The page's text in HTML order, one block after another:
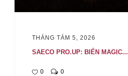
THÁNG TÁM 5, 2026
SAECO PRO.UP: BIẾN MAGIC...
0 0